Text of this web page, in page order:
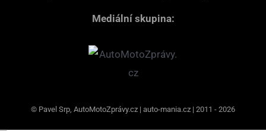
Mediální skupina:
© Pavel Srp, AutoMotoZprávy.cz | auto-mania.cz | 2011 - 2026